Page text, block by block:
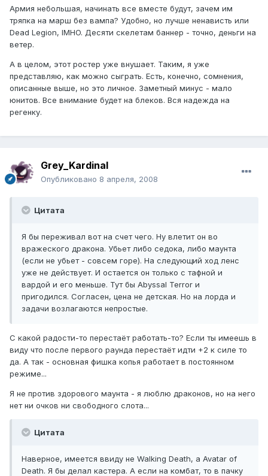
Армия небольшая, начинать все вместе будут, зачем им
тряпка на марш без вампа? Удобно, но лучше ненависть или
Dead Legion, IMHO. Десяти скелетам баннер - точно, деньги на
ветер.
А в целом, этот ростер уже внушает. Таким, я уже
представляю, как можно сыграть. Есть, конечно, сомнения,
описанные выше, но это личное. Заметный минус - мало
юнитов. Все внимание будет на блеков. Вся надежда на
регенку.
Grey_Kardinal
Опубликовано 8 апреля, 2008
Цитата
Я бы переживал вот на счет чего. Ну влетит он во
вражеского дракона. Убьет либо седока, либо маунта
(если не убьет - совсем горе). На следующий ход ленс
уже не действует. И остается он только с тафной и
вардой и его меньше. Тут бы Abyssal Terror и
пригодился. Согласен, цена не детская. Но на лорда и
задачи возлагаются непростые.
С какой радости-то перестаёт работать-то? Если ты имеешь в
виду что после первого раунда перестаёт идти +2 к силе то
да. А так - основная фишка копья работает в постоянном
режиме...
Я не против здорового маунта - я люблю драконов, но на него
нет ни очков ни свободного слота...
Цитата
Наверное, имеется ввиду не Walking Death, а Avatar of
Death. Я бы делал кастера. А если на комбат, то в пачку